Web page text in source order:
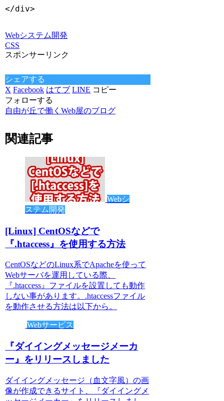
Webシステム開発
CSS
スポンサーリンク
シェアする
X Facebook はてブ LINE コピー
フォローする
自由が丘で働くWeb屋のブログ
関連記事
Webシ
ステム開発
[Linux] CentOSなどで
『.htaccess』を使用する方法
CentOSなどのLinux系でApacheを使って
Webサーバを運用している際、
『.htaccess』ファイルを設置しても動作
しない事があります。.htaccessファイル
を動作させる方法は以下から。
Webサービス
『ダイイングメッセージメーカ
ー』をリリースしました
ダイイングメッセージ（血文字風）の画
像が作成できるサイト、『ダイイングメ